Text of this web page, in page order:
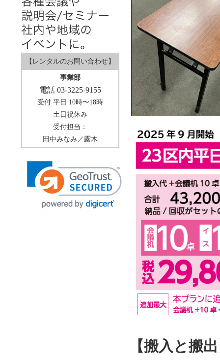
【レンタルのお問い合わせ】
事業部
電話 03-3225-9155
受付 平日 10時〜18時
土日祝休み
受付担当：
田中みなみ／露木
【搬入と搬